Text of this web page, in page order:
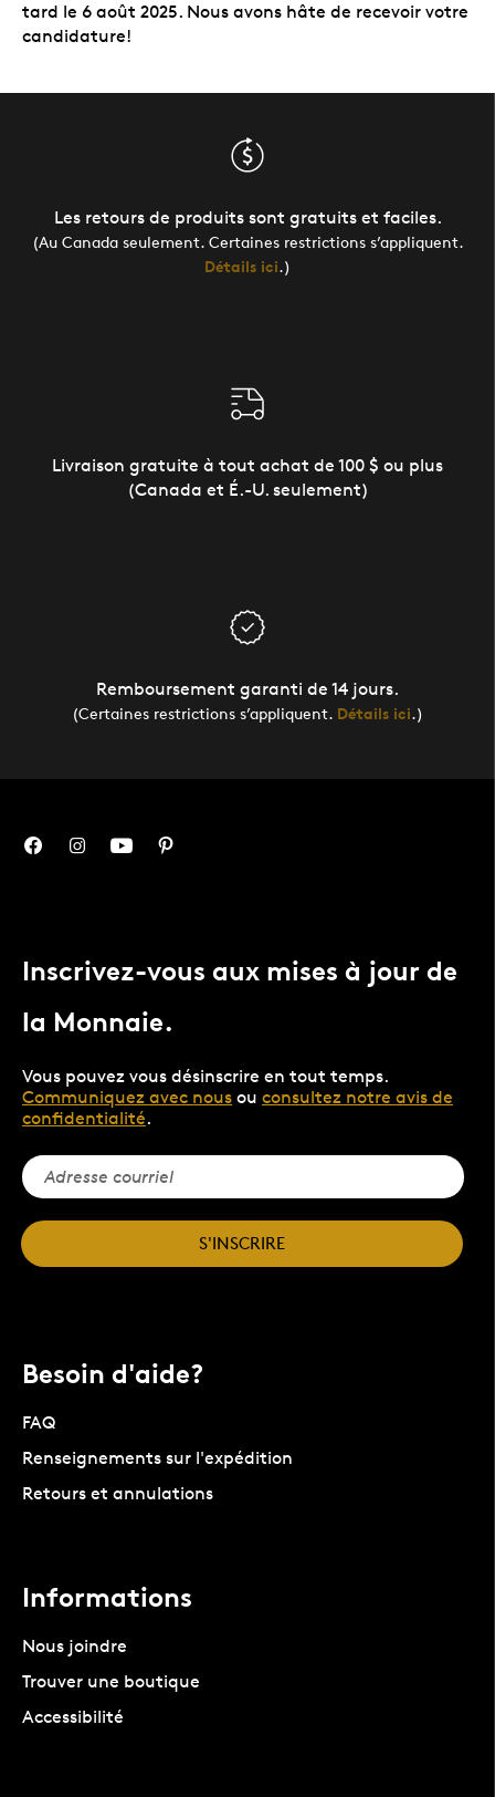
tard le 6 août 2025. Nous avons hâte de recevoir votre
candidature!
Les retours de produits sont gratuits et faciles.
(Au Canada seulement. Certaines restrictions s’appliquent.
Détails ici.)
Livraison gratuite à tout achat de 100 $ ou plus
(Canada et É.-U. seulement)
Remboursement garanti de 14 jours.
(Certaines restrictions s’appliquent. Détails ici.)
Inscrivez-vous aux mises à jour de
la Monnaie.
Vous pouvez vous désinscrire en tout temps.
Communiquez avec nous ou consultez notre avis de
confidentialité.
S'INSCRIRE
Besoin d'aide?
FAQ
Renseignements sur l'expédition
Retours et annulations
Informations
Nous joindre
Trouver une boutique
Accessibilité